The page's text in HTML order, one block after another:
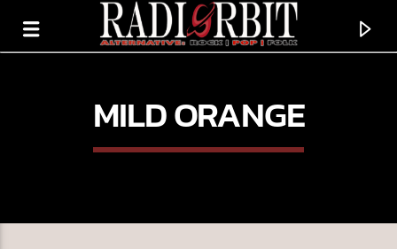
MILD ORANGE